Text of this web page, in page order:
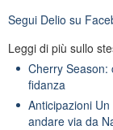
Segui Delio su
Leggi di più sullo
Cherry Season:
fidanza
Anticipazioni
andare via da